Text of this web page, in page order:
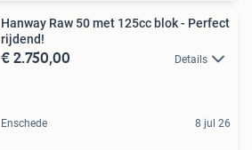
Hanway Raw 50 met 125cc blok - Perfect
rijdend!
€ 2.750,00 Details
Enschede 8 jul 26